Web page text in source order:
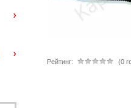
Рейтинг: (0